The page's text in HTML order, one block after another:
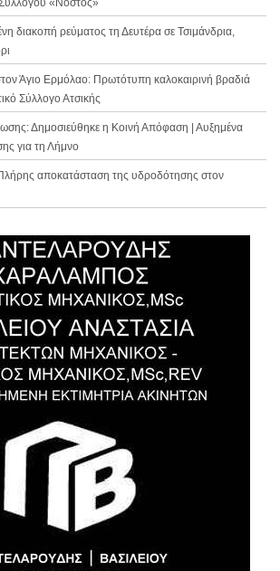
«Νόστος»
διακοπή ρεύματος τη Δευτέρα σε Τσιμάνδρια,
Άγιο Ερμόλαο: Πρωτότυπη καλοκαιρινή βραδιά
Σύλλογο Ατσικής
Δημοσιεύθηκε η Κοινή Απόφαση | Αυξημένα
για τη Λήμνο
αποκατάσταση της υδροδότησης στον